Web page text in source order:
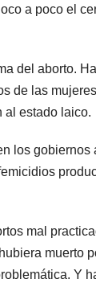
a poco el
del aborto.
de las
al estado laico.
los
mal
muerto
Y